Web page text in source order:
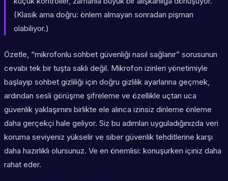
(Klasik ama doğru: önlem almayan sonradan pişman
olabiliyor.)
Özetle, “mikrofonlu sohbet güvenliği nasıl sağlanır” sorusunun
cevabı tek bir tuşta saklı değil. Mikrofon izinleri yönetimiyle
başlayıp sohbet gizliliği için doğru gizlilik ayarlarına geçmek,
ardından sesli görüşme şifreleme ve özellikle uçtan uca
güvenlik yaklaşımını birlikte ele alınca izinsiz dinleme önleme
daha gerçekçi hale geliyor. Siz bu adımları uyguladığınızda veri
koruma seviyeniz yükselir ve siber güvenlik tehditlerine karşı
daha hazırlıklı olursunuz. Ve en önemlisi: konuşurken içiniz daha
rahat eder.